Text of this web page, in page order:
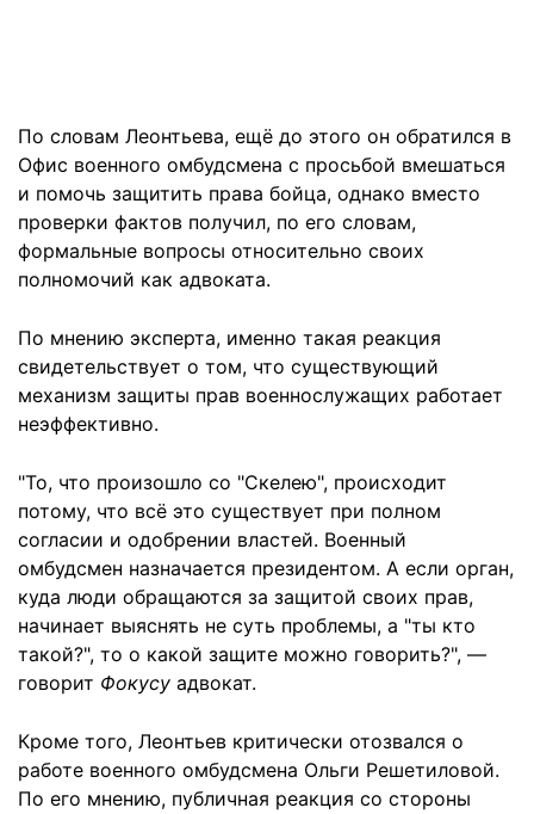
По словам Леонтьева, ещё до этого он обратился в
Офис военного омбудсмена с просьбой вмешаться
и помочь защитить права бойца, однако вместо
проверки фактов получил, по его словам,
формальные вопросы относительно своих
полномочий как адвоката.
По мнению эксперта, именно такая реакция
свидетельствует о том, что существующий
механизм защиты прав военнослужащих работает
неэффективно.
"То, что произошло со "Скелею", происходит
потому, что всё это существует при полном
согласии и одобрении властей. Военный
омбудсмен назначается президентом. А если орган,
куда люди обращаются за защитой своих прав,
начинает выяснять не суть проблемы, а "ты кто
такой?", то о какой защите можно говорить?", —
говорит Фокусу адвокат.
Кроме того, Леонтьев критически отозвался о
работе военного омбудсмена Ольги Решетиловой.
По его мнению, публичная реакция со стороны